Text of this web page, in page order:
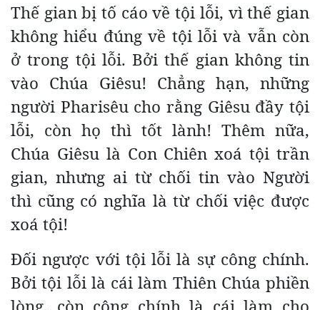
Thế gian bị tố cáo về tội lỗi, vì thế gian
không hiểu đúng về tội lỗi và vẫn còn
ở trong tội lỗi. Bởi thế gian không tin
vào Chúa Giêsu! Chẳng hạn, những
người Pharisêu cho rằng Giêsu đầy tội
lỗi, còn họ thì tốt lành! Thêm nữa,
Chúa Giêsu là Con Chiên xoá tội trần
gian, nhưng ai từ chối tin vào Người
thì cũng có nghĩa là từ chối việc được
xoá tội!
Đối ngược với tội lỗi là sự công chính.
Bởi tội lỗi là cái làm Thiên Chúa phiền